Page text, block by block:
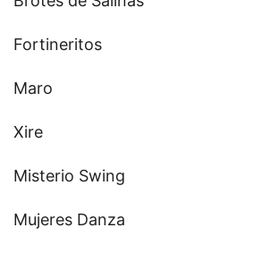
Fortineritos
Maro
Xire
Misterio Swing
Mujeres Danza